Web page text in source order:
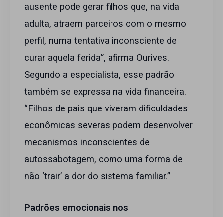
ausente pode gerar filhos que, na vida
adulta, atraem parceiros com o mesmo
perfil, numa tentativa inconsciente de
curar aquela ferida”, afirma Ourives.
Segundo a especialista, esse padrão
também se expressa na vida financeira.
“Filhos de pais que viveram dificuldades
econômicas severas podem desenvolver
mecanismos inconscientes de
autossabotagem, como uma forma de
não ‘trair’ a dor do sistema familiar.”
Padrões emocionais nos